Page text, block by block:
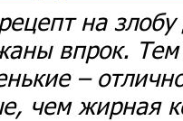
на
впрок.
–
чем жирная